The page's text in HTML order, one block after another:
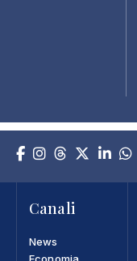
Canali
News
Economia